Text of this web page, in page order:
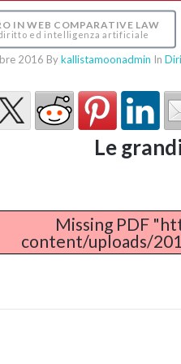
IN WEB COMPARATIVE LAW
ed intelligenza artificiale
2016 Bykallistamoonadmin In
Le
Missing PDF
content/uploads/